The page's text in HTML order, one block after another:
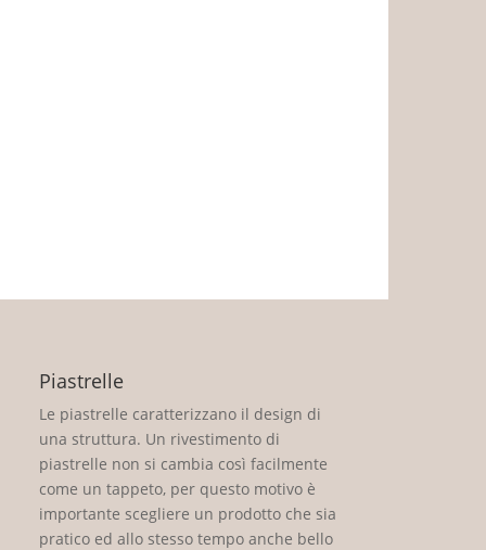
Piastrelle
Le piastrelle caratterizzano il design di
una struttura. Un rivestimento di
piastrelle non si cambia così facilmente
come un tappeto, per questo motivo è
importante scegliere un prodotto che sia
pratico ed allo stesso tempo anche bello